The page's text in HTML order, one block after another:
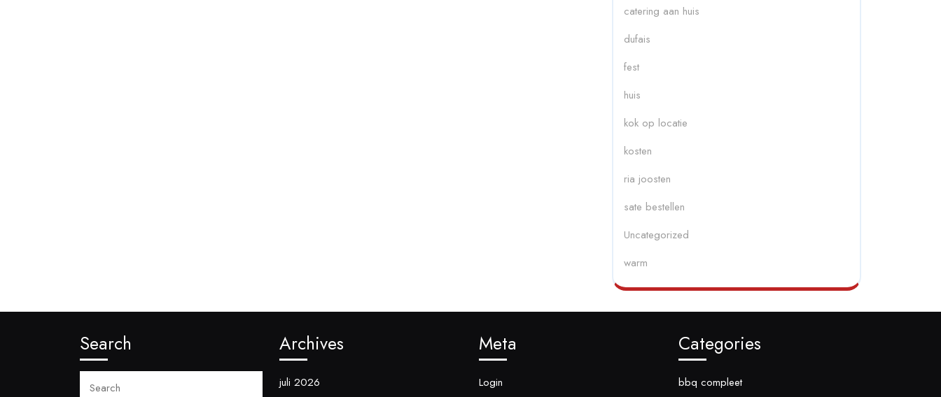
catering aan huis
dufais
fest
huis
kok op locatie
kosten
ria joosten
sate bestellen
Uncategorized
warm
Search
for:
Archives
juli 2026
Meta
Login
Categories
bbq compleet